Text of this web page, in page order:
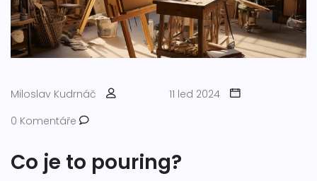
Miloslav Kudrnáč
11 led 2024
0 Komentáře
Co je to pouring?